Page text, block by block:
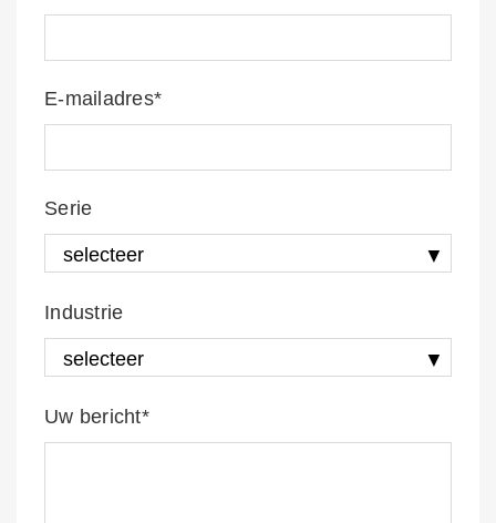
E-mailadres*
Serie
Industrie
Uw bericht*